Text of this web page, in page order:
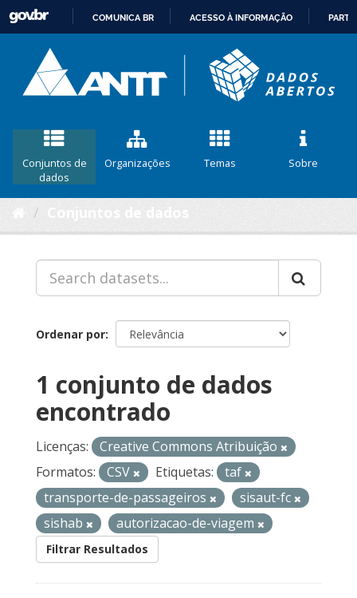
CONTEÚDO
COMUNICA BR ACESSO À INFORMAÇÃO
Conjuntos de
dados
Organizações Temas Sobre
Ordenar por
1 conjunto de dados
encontrado
Licenças:
Creative Commons Atribuição
Formatos:
CSV Etiquetas:
taf
transporte-de-passageiros
sisaut-fc
sishab
autorizacao-de-viagem
Filtrar Resultados